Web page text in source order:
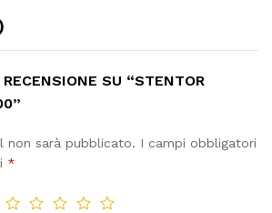
SU “STENTOR
non sarà pubblicato. I campi obbligatori
*